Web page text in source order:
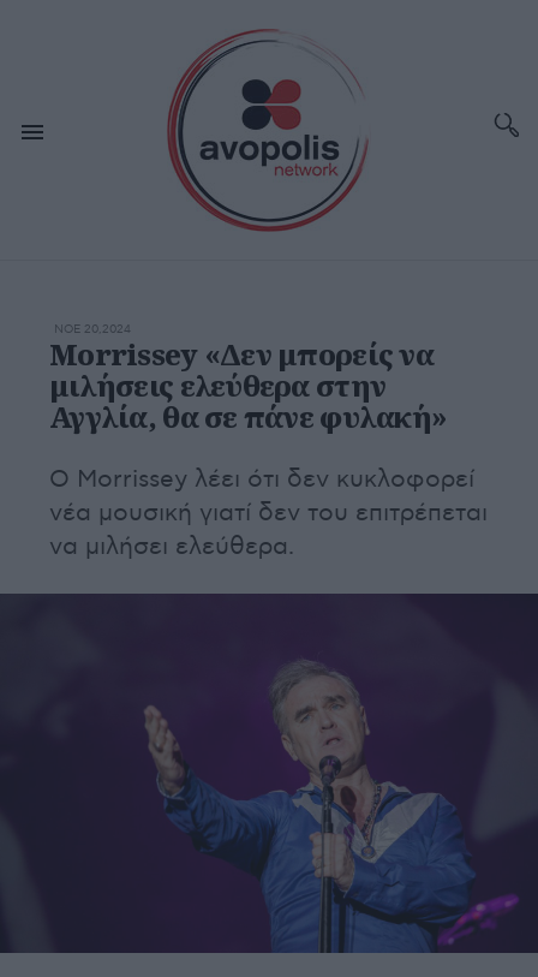
ΝΟΕ 20,2024
Morrissey «Δεν μπορείς να
μιλήσεις ελεύθερα στην
Αγγλία, θα σε πάνε φυλακή»
Ο Morrissey λέει ότι δεν κυκλοφορεί
νέα μουσική γιατί δεν του επιτρέπεται
να μιλήσει ελεύθερα.